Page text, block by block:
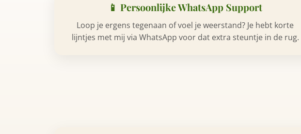
📱 Persoonlijke WhatsApp Support
Loop je ergens tegenaan of voel je weerstand? Je hebt korte
lijntjes met mij via WhatsApp voor dat extra steuntje in de rug.